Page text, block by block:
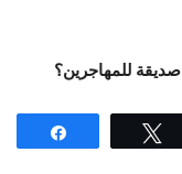
صديقة للمهاجرين؟